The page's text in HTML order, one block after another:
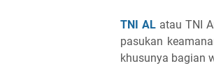
TNI AL atau TNI
pasukan
khusunya bagian